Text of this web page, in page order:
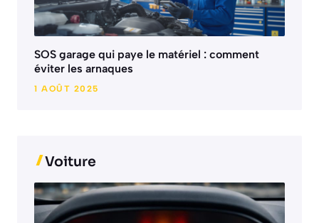
SOS garage qui paye le matériel : comment
éviter les arnaques
1 AOÛT 2025
Voiture